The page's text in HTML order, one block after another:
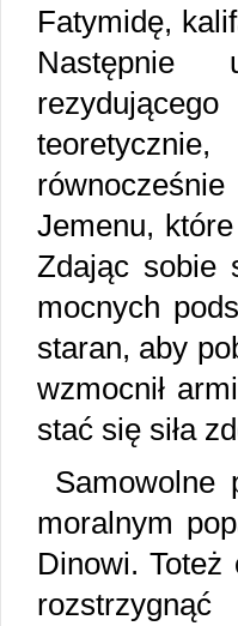
Fatymidę,
Następnie
Jemenu,
Zdając sobie
mocnych
staran, aby
wzmocnił
stać się siła
Samowolne
moralnym
Dinowi.